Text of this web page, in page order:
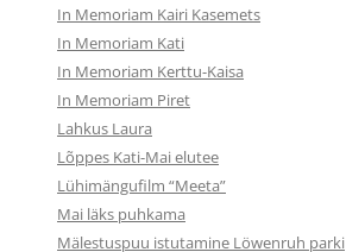
In Memoriam Kairi Kasemets
In Memoriam Kati
In Memoriam Kerttu-Kaisa
In Memoriam Piret
Lahkus Laura
Lõppes Kati-Mai elutee
Lühimängufilm “Meeta”
Mai läks puhkama
Mälestuspuu istutamine Löwenruh parki